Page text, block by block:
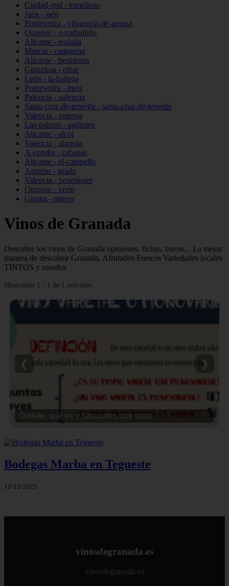
Ciudad-real - tomelloso
Jaén - jaén
Pontevedra - vilagarcía-de-arousa
Ourense - o-carballiño
Alicante - teulada
Murcia - cartagena
Alicante - benidorm
Gipuzkoa - eibar
León - la-bañeza
Pontevedra - meis
Palencia - palencia
Santa-cruz-de-tenerife - santa-cruz-de-tenerife
Valencia - paterna
Las-palmas - agüimes
Alicante - alcoi
Valencia - alaquàs
A-coruña - cabanas
Alicante - el-campello
Asturias - grado
Valencia - benetússer
Ourense - verín
Girona - mieres
Vinos de Granada
Descubre los vinos de Granada opiniones, fichas, trucos... La mejor
manera de descubrir Granada, Afrutados Frescos Variedades locales
TINTOS y rosados
Mostrando 1 - 1 de 1 artículos
Gollete, qué es y funciones que tiene
❮ ❯
Bodegas Marba en Tegueste
12/12/2025
vinosdegranada.es
vinosdegranada.es